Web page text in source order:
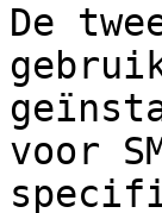
De
voor